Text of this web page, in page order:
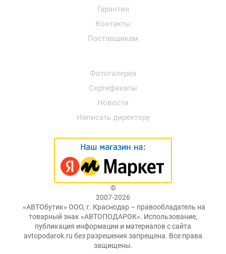
Гарантия
Контакты
Поставщикам
Фотогалерея
Сертификаты
Новости
Написать директору
©
2007-2026
«АВТОбутик» ООО, г. Краснодар – правообладатель на
товарный знак «АВТОПОДАРОК». Использование,
публикация информации и материалов с сайта
avtopodarok.ru без разрешения запрещена. Все права
защищены.